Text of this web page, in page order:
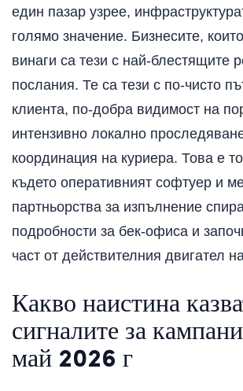
един пазар узрее,
голямо значение. Бизнесите,
винаги са тези с най-блестящите
послания. Те са тези с по-чисто
клиента, по-добра видимост на
интензивно локално
координация на куриера. Това е
където оперативният софтуер и
партньорства за изпълнение
подробности за бек-офиса и
част от действителния двигател
Какво наистина
сигналите за
май 2026 г